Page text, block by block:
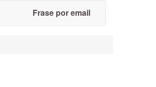
Frase por email